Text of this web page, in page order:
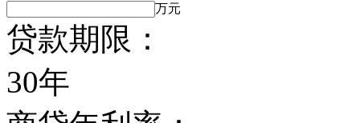
万元
贷款期限：
30年